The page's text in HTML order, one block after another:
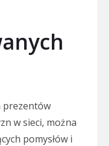
prezentów
w sieci, można
pomysłów i